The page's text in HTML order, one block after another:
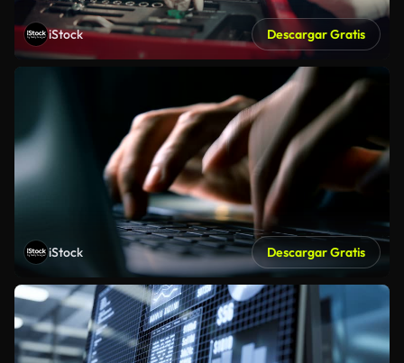
iStock Descargar Gratis
iStock Descargar Gratis